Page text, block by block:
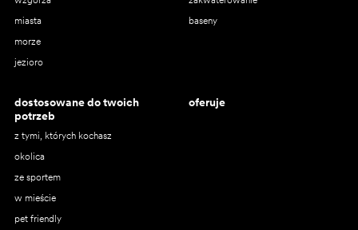
miasta
morze
jezioro
baseny
dostosowane do twoich
potrzeb
z tymi, których kochasz
okolica
ze sportem
w mieście
pet friendly
oferuje